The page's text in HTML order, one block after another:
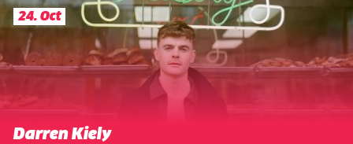
24. Oct
Darren Kiely